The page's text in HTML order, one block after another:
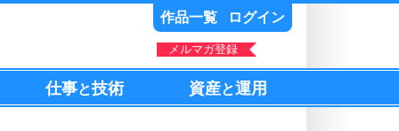
作品一覧 ログイン
メルマガ登録
仕事と技術 資産と運用